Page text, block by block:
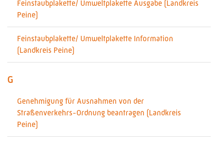
Feinstaubplakette/ Umweltplakette Ausgabe (Landkreis
Peine)
Feinstaubplakette/ Umweltplakette Information
(Landkreis Peine)
G
Genehmigung für Ausnahmen von der
Straßenverkehrs-Ordnung beantragen (Landkreis
Peine)